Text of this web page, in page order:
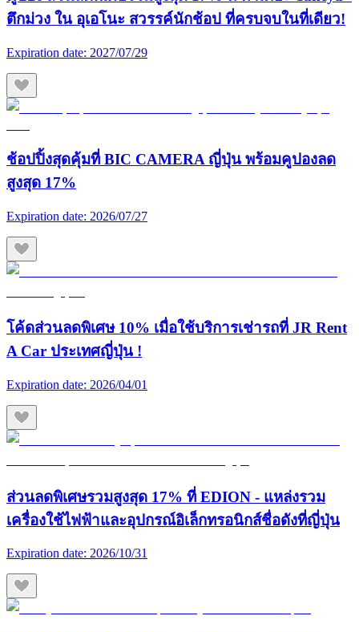
ตึกม่วง ใน อุเอโนะ สวรรค์นักช้อป ที่ครบจบในที่เดียว!
Expiration date: 2027/07/29
ช้อปปิ้งสุดคุ้มที่ BIC CAMERA ญี่ปุ่น พร้อมคูปองลด
สูงสุด 17%
Expiration date: 2026/07/27
โค้ดส่วนลดพิเศษ 10% เมื่อใช้บริการเช่ารถที่ JR Rent
A Car ประเทศญี่ปุ่น !
Expiration date: 2026/04/01
ส่วนลดพิเศษรวมสูงสุด 17% ที่ EDION - แหล่งรวม
เครื่องใช้ไฟฟ้าและอุปกรณ์อิเล็กทรอนิกส์ชื่อดังที่ญี่ปุ่น
Expiration date: 2026/10/31